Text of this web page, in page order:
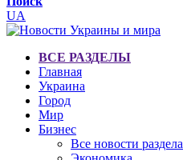
UA
ВСЕ РАЗДЕЛЫ
Главная
Украина
Город
Мир
Бизнес
Все новости раздела